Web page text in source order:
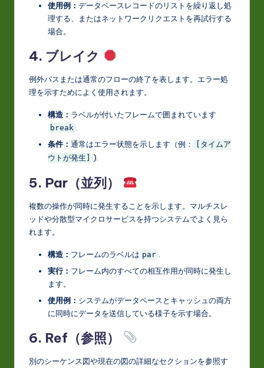
使用例： データベースレコードのリストを繰り返し処
理する、またはネットワークリクエストを再試行する
場合。
4. ブレイク
例外パスまたは通常のフローの終了を表します。エラー処
理を示すためによく使用されます。
構造： ラベルが付いたフレームで囲まれています
break
条件： 通常はエラー状態を示します（例：
[タイムア
ウトが発生]
).
5. Par（並列）
複数の操作が同時に発生することを示します。マルチスレ
ッドや分散型マイクロサービスを持つシステムでよく見ら
れます。
構造： フレームのラベルは par .
実行： フレーム内のすべての相互作用が同時に発生し
ます。
使用例： システムがデータベースとキャッシュの両方
に同時にデータを送信している様子を示す場合。
6. Ref（参照）
別のシーケンス図や現在の図の詳細なセクションを参照す